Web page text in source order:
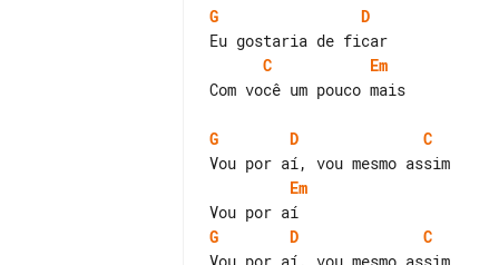
G
D
C
Em
Com você um pouco mais
G D
C
Em
G
D
C